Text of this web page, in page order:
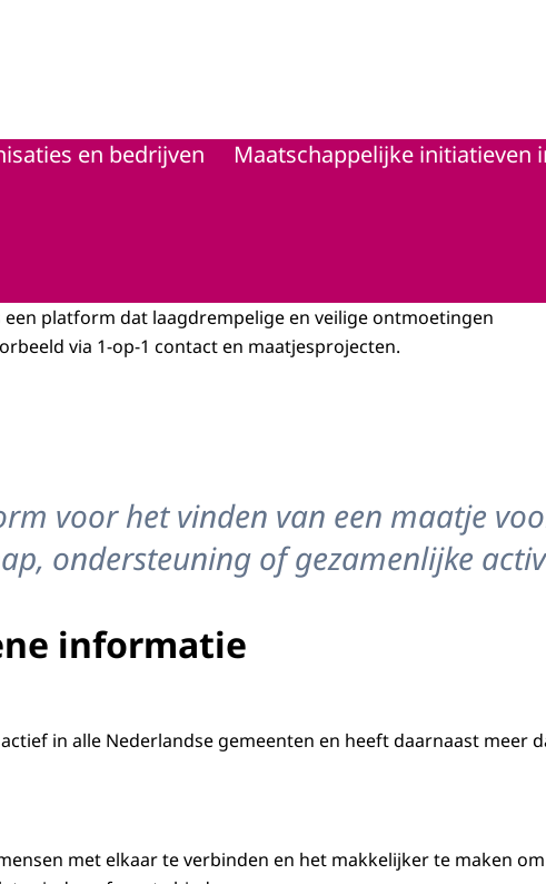
en bedrijven Maatschappelijke initiatieven
een platform dat laagdrempelige en veilige ontmoetingen
via 1-op-1 contact en maatjesprojecten.
toont een platform om een maatje of buddy te zoeken, met daar
voor het vinden van een maatje
ondersteuning of gezamenlijke
informatie
in alle Nederlandse gemeenten en heeft daarnaast meer
met elkaar te verbinden en het makkelijker te maken